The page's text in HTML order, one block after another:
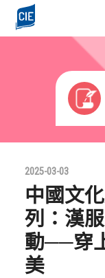
2025-03-03
中國文
列：漢
動──穿
美